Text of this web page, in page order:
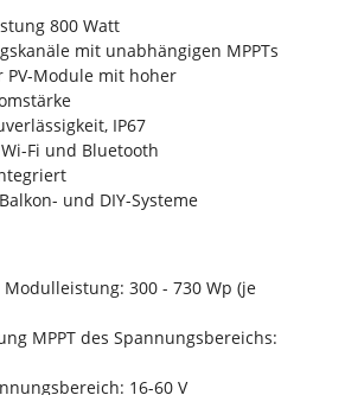
800 Watt
mit unabhängigen MPPTs
PV-Module mit hoher
IP67
Fi und Bluetooth
und DIY-Systeme
300 - 730 Wp (je
MPPT des Spannungsbereichs:
16-60 V